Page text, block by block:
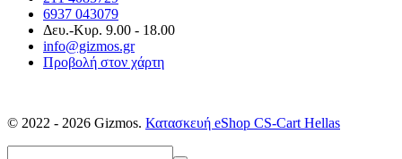
6937 043079
Δευ.-Κυρ. 9.00 - 18.00
info@gizmos.gr
Προβολή στον χάρτη
© 2022 - 2026 Gizmos. Κατασκευή eShop CS-Cart Hellas